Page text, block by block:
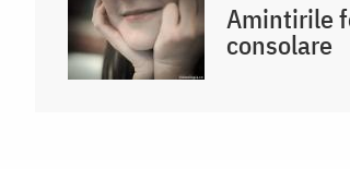
Amintirile
consolare